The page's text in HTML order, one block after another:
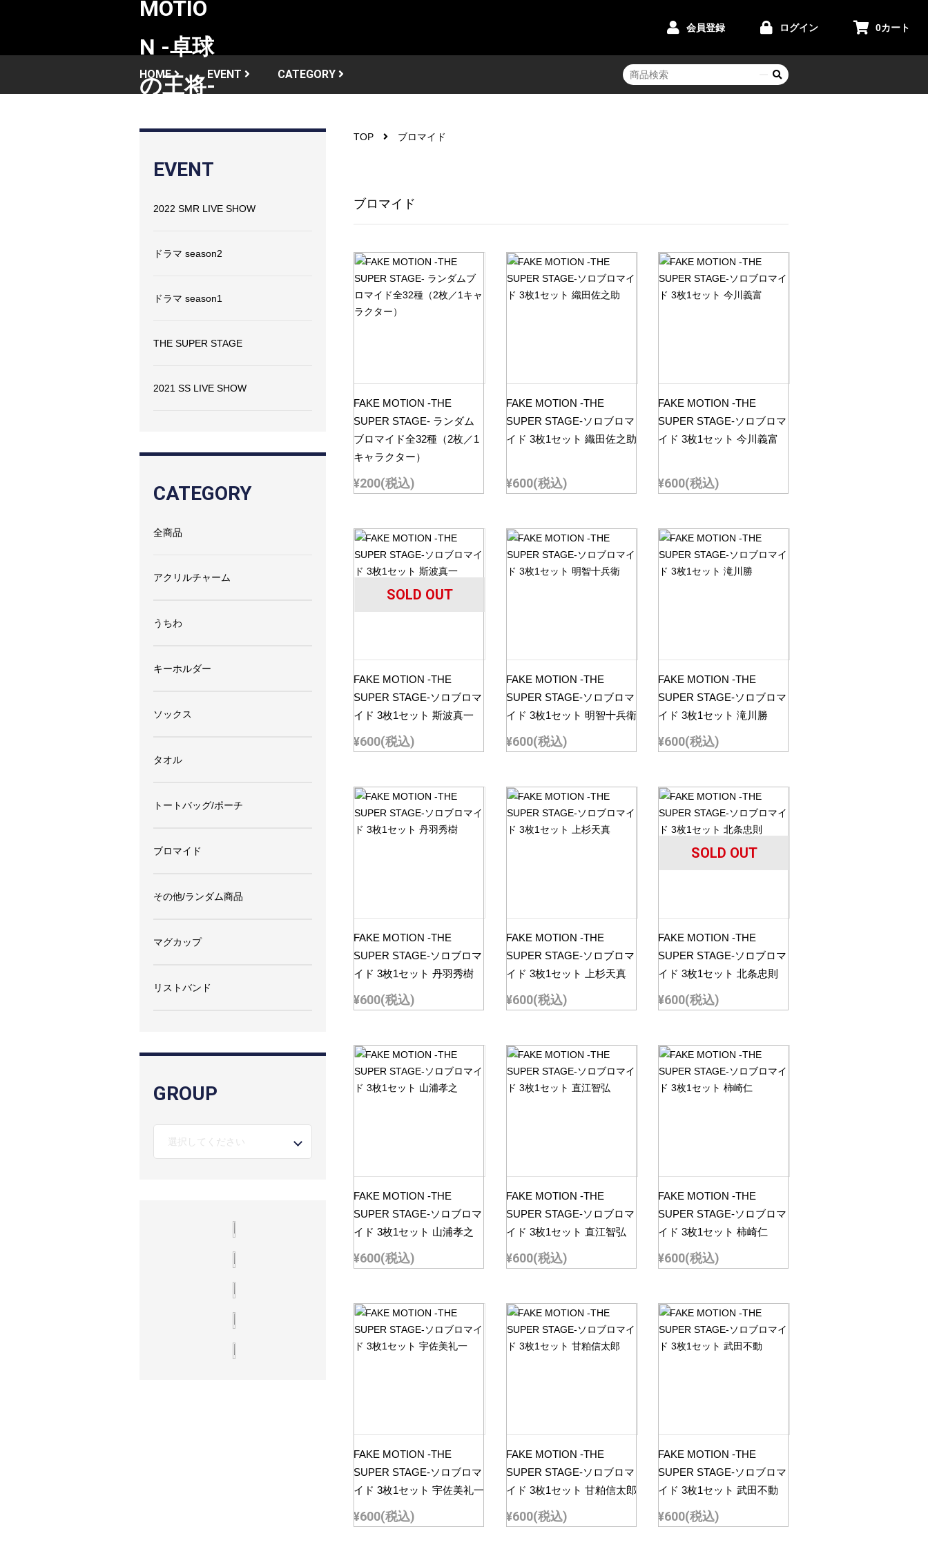
会員登録 ログイン 0カート
HOME EVENT CATEGORY
TOP ブロマイド
ブロマイド
FAKE MOTION -THE
SUPER STAGE- ランダム
ブロマイド全32種（2枚／1
キャラクター）
¥200(税込)
FAKE MOTION -THE
SUPER STAGE-ソロブロマ
イド 3枚1セット 織田佐之助
¥600(税込)
FAKE MOTION -THE
SUPER STAGE-ソロブロマ
イド 3枚1セット 今川義富
¥600(税込)
SOLD OUT
FAKE MOTION -THE
SUPER STAGE-ソロブロマ
イド 3枚1セット 斯波真一
¥600(税込)
FAKE MOTION -THE
SUPER STAGE-ソロブロマ
イド 3枚1セット 明智十兵衛
¥600(税込)
FAKE MOTION -THE
SUPER STAGE-ソロブロマ
イド 3枚1セット 滝川勝
¥600(税込)
FAKE MOTION -THE
SUPER STAGE-ソロブロマ
イド 3枚1セット 丹羽秀樹
¥600(税込)
FAKE MOTION -THE
SUPER STAGE-ソロブロマ
イド 3枚1セット 上杉天真
¥600(税込)
SOLD OUT
FAKE MOTION -THE
SUPER STAGE-ソロブロマ
イド 3枚1セット 北条忠則
¥600(税込)
FAKE MOTION -THE
SUPER STAGE-ソロブロマ
イド 3枚1セット 山浦孝之
¥600(税込)
FAKE MOTION -THE
SUPER STAGE-ソロブロマ
イド 3枚1セット 直江智弘
¥600(税込)
FAKE MOTION -THE
SUPER STAGE-ソロブロマ
イド 3枚1セット 柿崎仁
¥600(税込)
FAKE MOTION -THE
SUPER STAGE-ソロブロマ
イド 3枚1セット 宇佐美礼一
¥600(税込)
FAKE MOTION -THE
SUPER STAGE-ソロブロマ
イド 3枚1セット 甘粕信太郎
¥600(税込)
FAKE MOTION -THE
SUPER STAGE-ソロブロマ
イド 3枚1セット 武田不動
¥600(税込)
EVENT
2022 SMR LIVE SHOW
ドラマ season2
ドラマ season1
THE SUPER STAGE
2021 SS LIVE SHOW
CATEGORY
全商品
アクリルチャーム
うちわ
キーホルダー
ソックス
タオル
トートバッグ/ポーチ
ブロマイド
その他/ランダム商品
マグカップ
リストバンド
GROUP
選択してください